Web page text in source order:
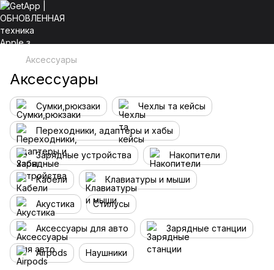
Аксессуары
Аксессуары
Сумки,рюкзаки Чехлы та кейсы
Переходники, адаптеры и хабы
Зарядные устройства Накопители
Кабели Клавиатуры и мыши
Акустика Стилусы
Аксессуары для авто Зарядные станции
Airpods Наушники